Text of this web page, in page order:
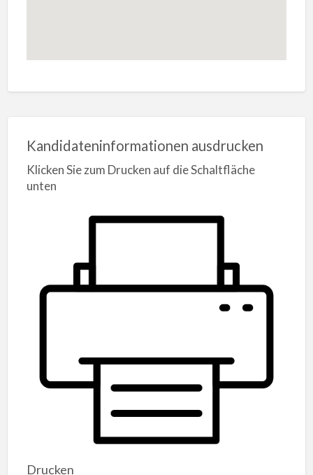
Kandidateninformationen ausdrucken
Klicken Sie zum Drucken auf die Schaltfläche
unten
Drucken